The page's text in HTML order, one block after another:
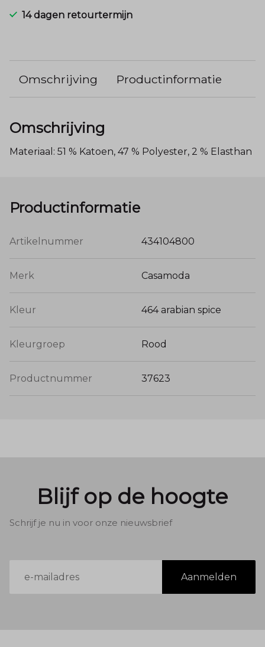
14 dagen retourtermijn
Omschrijving Productinformatie
Omschrijving
Materiaal: 51 % Katoen, 47 % Polyester, 2 % Elasthan
Productinformatie
Artikelnummer 434104800
Merk Casamoda
Kleur 464 arabian spice
Kleurgroep Rood
Productnummer 37623
Blijf op de hoogte
Schrijf je nu in voor onze nieuwsbrief
mailadres
Aanmelden